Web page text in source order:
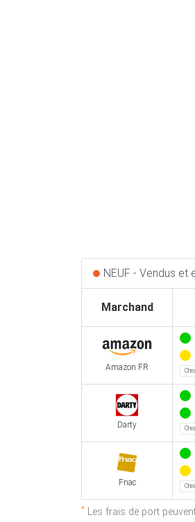
NEUF - Vendus
Marchand
Amazon FR
Darty
Fnac
* Les frais de port